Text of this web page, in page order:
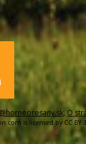
, O
is licensed by CC BY